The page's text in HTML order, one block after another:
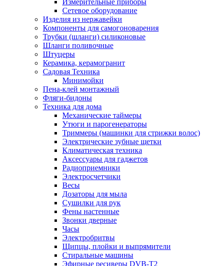
Измерительные приборы
Сетевое оборудование
Изделия из нержавейки
Компоненты для самогоноварения
Трубки (шланги) силиконовые
Шланги поливочные
Штуцеры
Керамика, керамогранит
Садовая Техника
Минимойки
Пена-клей монтажный
Фляги-бидоны
Техника для дома
Механические таймеры
Утюги и парогенераторы
Триммеры (машинки для стрижки волос)
Электрические зубные щетки
Климатическая техника
Аксессуары для гаджетов
Радиоприемники
Электросчетчики
Весы
Дозаторы для мыла
Сушилки для рук
Фены настенные
Звонки дверные
Часы
Электробритвы
Щипцы, плойки и выпрямители
Стиральные машины
Эфирные ресиверы DVB-T2